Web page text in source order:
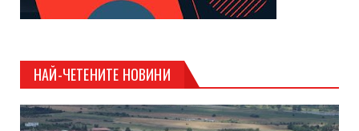
НАЙ-ЧЕТЕНИТЕ НОВИНИ